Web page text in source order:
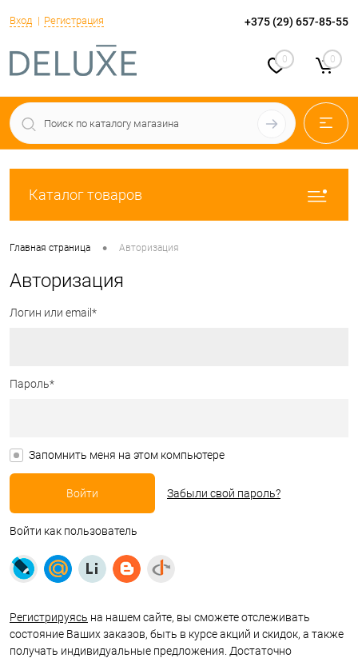
Вход Регистрация +375 (29) 657-85-55
0 0
Каталог товаров
Главная страница • Авторизация
Авторизация
Логин или email*
Пароль*
Запомнить меня на этом компьютере
Забыли свой пароль?
Войти как пользователь
Регистрируясь на нашем сайте, вы сможете отслеживать
состояние Ваших заказов, быть в курсе акций и скидок, а также
получать индивидуальные предложения. Достаточно